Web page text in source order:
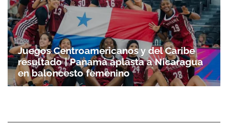
Juegos Centroamericanos y del Caribe
resultado | Panamá aplasta a Nicaragua
en baloncesto femenino